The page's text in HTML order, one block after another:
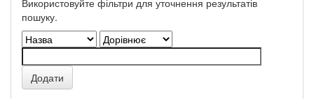
Використовуйте фільтри для уточнення результатів
пошуку.